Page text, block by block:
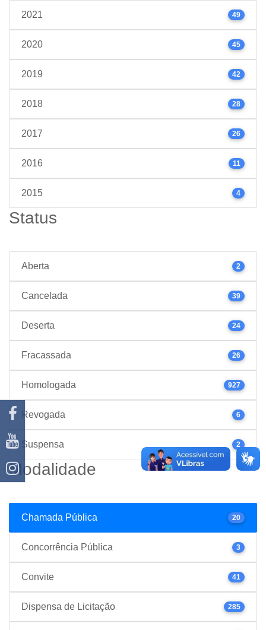
2021 49
2020 45
2019 42
2018 28
2017 26
2016 11
2015 4
Status
Aberta 2
Cancelada 39
Deserta 24
Fracassada 26
Homologada 927
Revogada 6
Suspensa 2
Modalidade
Chamada Pública 20
Concorrência Pública 3
Convite 41
Dispensa de Licitação 285